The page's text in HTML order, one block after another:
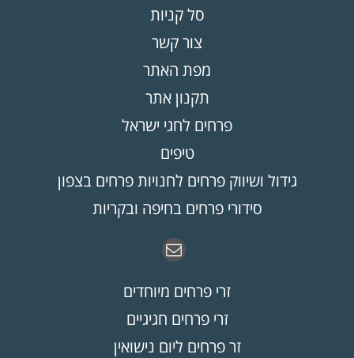
סל קניות
צור קשר
מפת האתר
תקנון אתר
פרחים לחגי ישראל
טיפים
גידול ושיווק פרחים לחנויות פרחים בצפון
סידורי פרחים בחיפה ובקריות
זרי פרחים מיוחדים
זרי פרחים חגיגיים
זר פרחים ליום נישואין